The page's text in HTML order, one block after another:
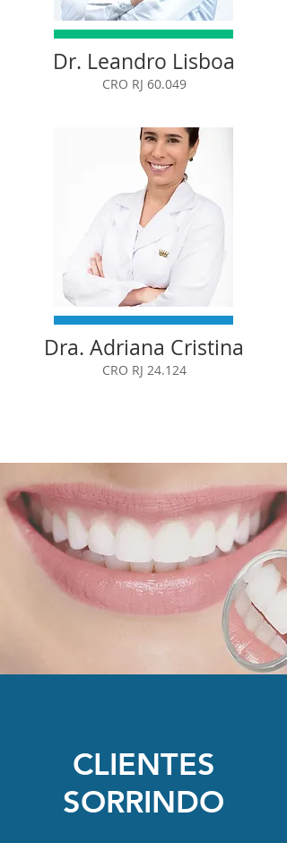
Dr. Leandro Lisboa
CRO RJ 60.049
Dra. Adriana Cristina
CRO RJ 24.124
CLIENTES
SORRINDO